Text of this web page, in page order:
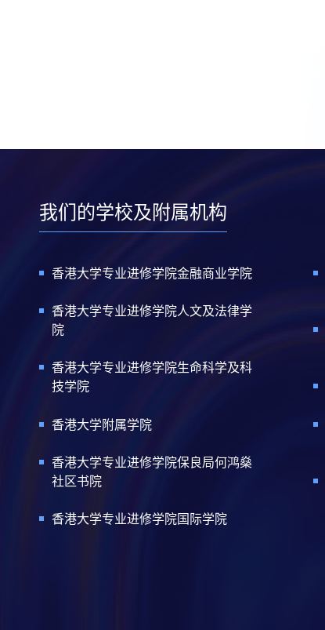
我们的学校及附属机构
香港大学专业进修学院金融商业学院
香港大学专业进修学院人文及法律学
院
香港大学专业进修学院生命科学及科
技学院
香港大学附属学院
香港大学专业进修学院保良局何鸿燊
社区书院
香港大学专业进修学院国际学院